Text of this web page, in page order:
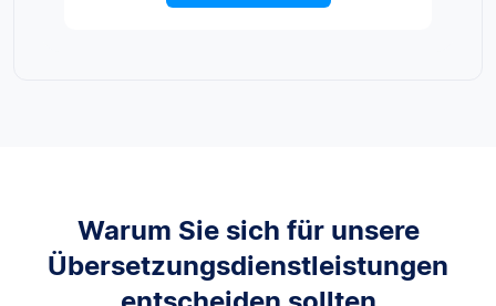
Warum Sie sich für unsere
Übersetzungsdienstleistungen